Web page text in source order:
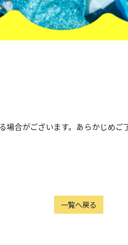
合がございます。あらかじめご
一覧へ戻る